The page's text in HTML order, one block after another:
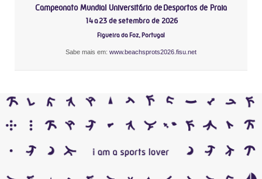
Campeonato Mundial Universitário de Desportos de Praia
14 a 23 de setembro de 2026
Figueira da Foz, Portugal
Sabe mais em: www.beachsprots2026.fisu.net